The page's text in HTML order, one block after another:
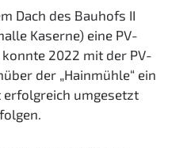
Dach des Bauhofs II
Kaserne) eine PV-
2022 mit der PV-
der „Hainmühle“ ein
umgesetzt